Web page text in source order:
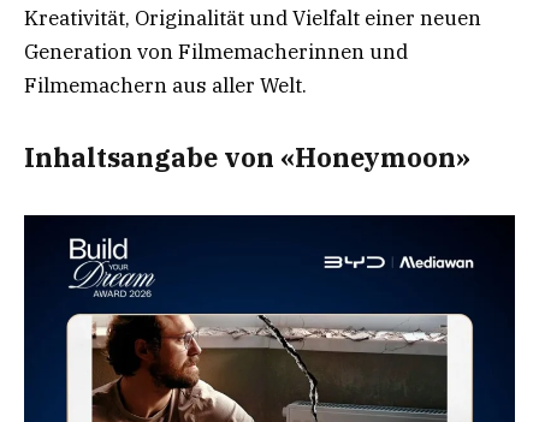
Kreativität, Originalität und Vielfalt einer neuen
Generation von Filmemacherinnen und
Filmemachern aus aller Welt.
Inhaltsangabe von «Honeymoon»